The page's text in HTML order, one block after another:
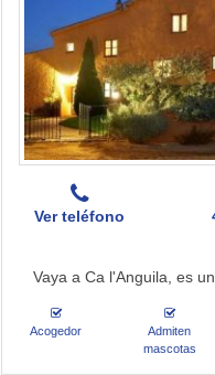
Ver teléfono
Vaya a Ca l'Anguila, es
Acogedor
Admiten
mascotas